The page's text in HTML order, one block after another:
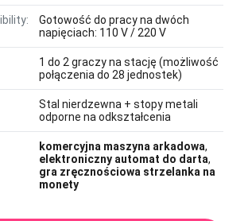
Gotowość do pracy na dwóch
napięciach: 110 V / 220 V
1 do 2 graczy na stację (możliwość
połączenia do 28 jednostek)
Stal nierdzewna + stopy metali
odporne na odkształcenia
komercyjna maszyna arkadowa,
elektroniczny automat do darta,
gra zręcznościowa strzelanka na
monety